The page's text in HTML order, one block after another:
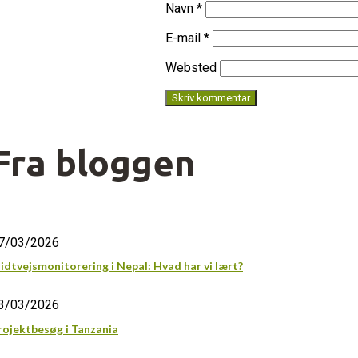
Navn*
E-mail*
Websted
bloggen
03/2026
i Nepal: Hvad har vi lært?
03/2026
i Tanzania